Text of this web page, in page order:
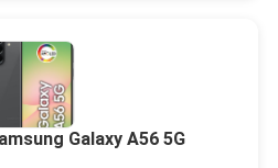
Galaxy A56 5G